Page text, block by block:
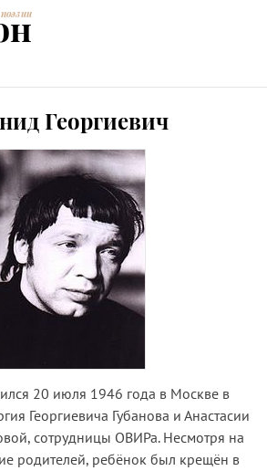
ЭНЦИКЛОПЕДИЯ
ПОЭЗИИ
Георгиевич
20 июля 1946 года в Москве в
Георгиевича Губанова и Анастасии
сотрудницы ОВИРа. Несмотря на
родителей, ребёнок был крещён в